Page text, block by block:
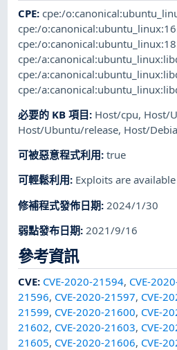
CPE:cpe:/
cpe:/
cpe:/
cpe:/
cpe:/
cpe:/
必要的 KB 項目: Host/cpu, Host/
Host/Ubuntu/release, Host/
可被惡意程式利用:true
可輕鬆利用: Exploits are available
修補程式發佈日期: 2024/1/30
弱點發布日期:2021/9/16
參考資訊
CVE: CVE-2020-21594, CVE-
21596, CVE-2020-21597, CVE-
21599, CVE-2020-21600, CVE-
21602, CVE-2020-21603, CVE-
21605, CVE-2020-21606, CVE-